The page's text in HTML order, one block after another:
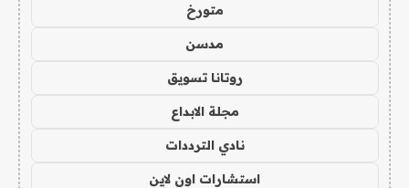
متورخ
مدسن
روتانا تسويق
مجلة الابداع
نادي الترددات
استشارات اون لاين